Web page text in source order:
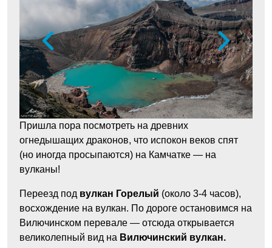
Пришла пора посмотреть на древних
огнедышащих драконов, что испокон веков спят
(но иногда просыпаются) на Камчатке — на
вулканы!
Переезд под вулкан Горелый (около 3-4 часов),
восхождение на вулкан. По дороге остановимся на
Вилючинском перевале — отсюда открывается
великолепный вид на Вилючинский вулкан.